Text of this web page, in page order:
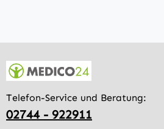
Telefon-Service und Beratung:
02744 - 922911